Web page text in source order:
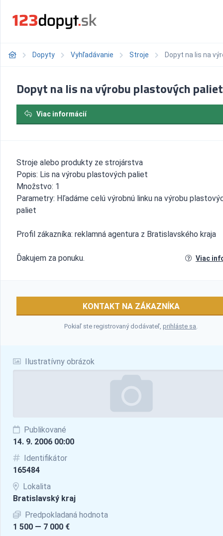
Dopyty Vyhľadávanie Stroje Dopyt na lis na
Ilustratívny obrázok
Publikované
14. 9. 2006 00:00
Identifikátor
165484
Lokalita
Bratislavský kraj
Predpokladaná hodnota
1 500 — 7 000 €
Dopyt na lis na výrobu plastových paliet
Viac informácií
Stroje alebo produkty ze strojárstva
Popis: Lis na výrobu plastových paliet
Množstvo: 1
Parametry: Hľadáme celú výrobnú linku na výrobu
paliet
Profil zákazníka: reklamná agentura z Bratislavského kraja
Ďakujem za ponuku. Viac
KONTAKT NA ZÁKAZNÍKA
Pokiaľ ste registrovaný dodávateľ,prihláste sa.